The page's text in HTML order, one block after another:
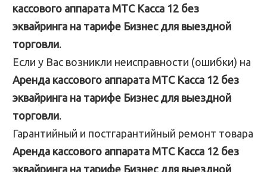
кассового аппарата МТС Касса 12 без
эквайринга на тарифе Бизнес для выездной
торговли.
Если у Вас возникли неисправности (ошибки) на
Аренда кассового аппарата МТС Касса 12 без
эквайринга на тарифе Бизнес для выездной
торговли.
Гарантийный и постгарантийный ремонт товара
Аренда кассового аппарата МТС Касса 12 без
эквайринга на тарифе Бизнес для выездной